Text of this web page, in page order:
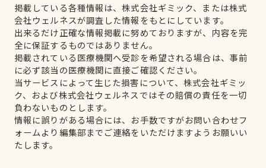
掲載している各種情報は、株式会社ギミック、または株式
会社ウェルネスが調査した情報をもとにしています。
出来るだけ正確な情報掲載に努めておりますが、内容を完
全に保証するものではありません。
掲載されている医療機関へ受診を希望される場合は、事前
に必ず該当の医療機関に直接ご確認ください。
当サービスによって生じた損害について、株式会社ギミッ
ク、および株式会社ウェルネスではその賠償の責任を一切
負わないものとします。
情報に誤りがある場合には、お手数ですがお問い合わせフ
ォームより編集部までご連絡をいただけますようお願いい
たします。